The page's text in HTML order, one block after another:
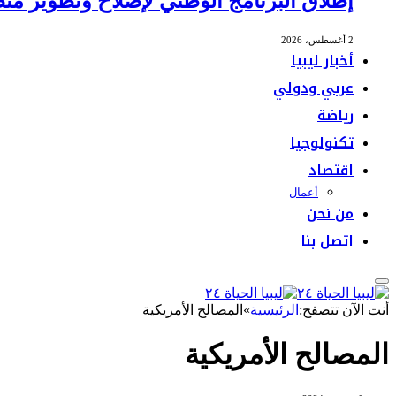
2 أغسطس، 2026
أخبار ليبيا
عربي ودولي
رياضة
تكنولوجيا
اقتصاد
أعمال
من نحن
اتصل بنا
أنت الآن تتصفح: الرئيسية» المصالح الأمريكية
المصالح الأمريكية